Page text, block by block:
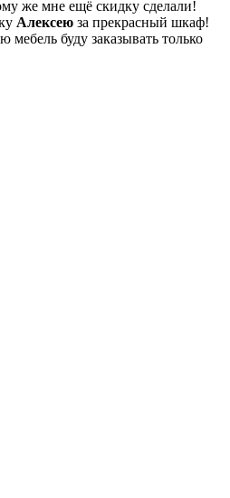
же мне ещё скидку сделали!
Алексею за прекрасный шкаф!
мебель буду заказывать только